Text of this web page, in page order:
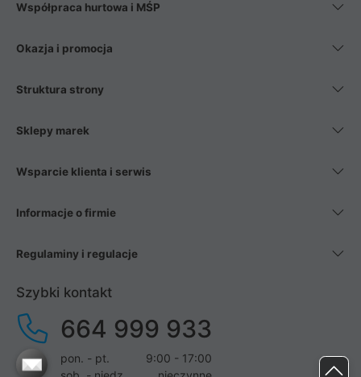
Współpraca hurtowa i MŚP
Okazja i promocja
Struktura strony
Sklepy marek
Wsparcie klienta i serwis
Informacje o firmie
Regulaminy i regulacje
Szybki kontakt
664 999 933
pon. - pt.
9:00 - 17:00